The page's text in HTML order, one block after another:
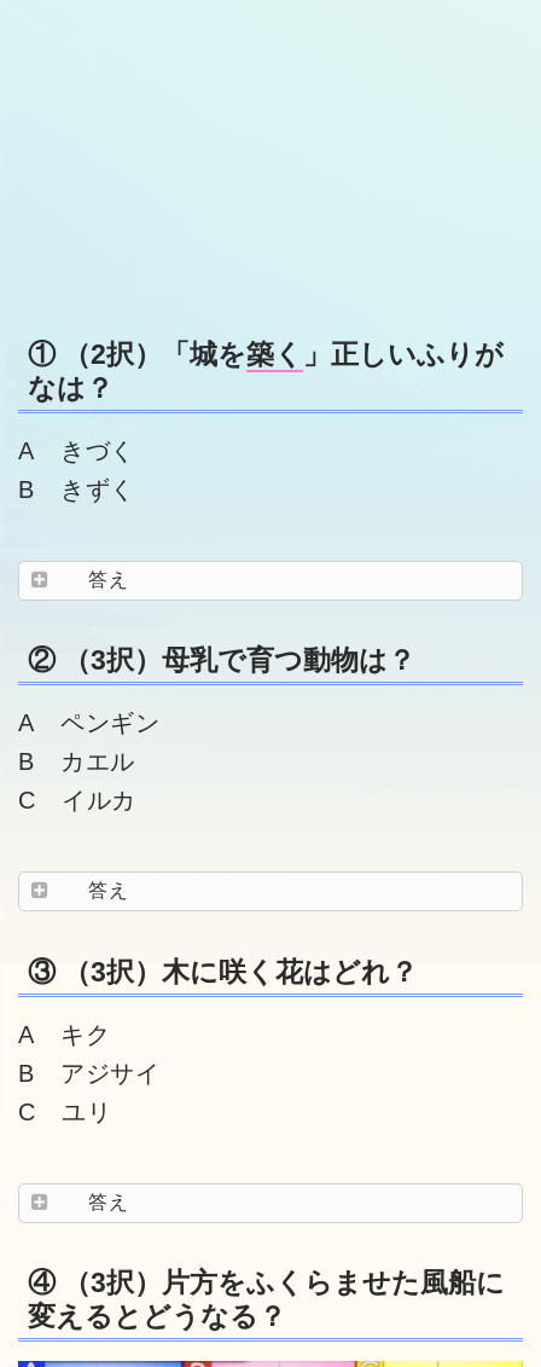
① （2択）「城を築く
」正しいふりが
なは？
A きづく
B きずく
答え
② （3択）母乳で育つ動物は？
A ペンギン
B カエル
C イルカ
答え
③ （3択）木に咲く花はどれ？
A キク
B アジサイ
C ユリ
答え
④ （3択）片方をふくらませた風船に
変えるとどうなる？